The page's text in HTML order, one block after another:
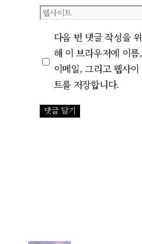
메
일
웹
트
다음 번 댓글 작성을 위
해 이 브라우저에 이름,
이메일, 그리고 웹사이
트를 저장합니다.